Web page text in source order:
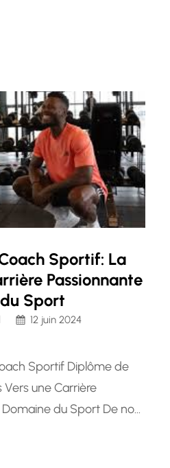
offrant un soutien
à jour avec les
Sportif: La
Passionnante
Sport
12 juin 2024
Sportif Diplôme de
Vers une Carrière
du Sport De nos
en constante